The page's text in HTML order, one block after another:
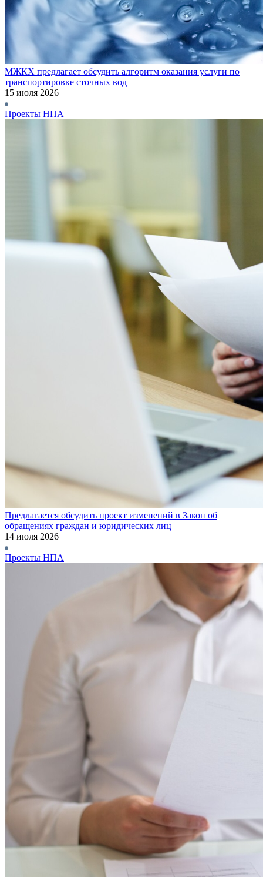
МЖКХ предлагает обсудить алгоритм оказания услуги по
транспортировке сточных вод
15 июля 2026
Проекты НПА
Предлагается обсудить проект изменений в Закон об
обращениях граждан и юридических лиц
14 июля 2026
Проекты НПА